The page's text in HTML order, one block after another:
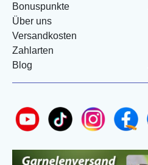
Bonuspunkte
Über uns
Versandkosten
Zahlarten
Blog